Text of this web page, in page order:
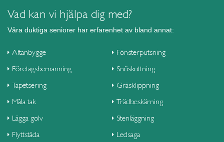
Vad kan vi hjälpa dig med?
Våra duktiga seniorer har erfarenhet av bland annat:
Altanbygge
Företagsbemanning
Tapetsering
Måla tak
Lägga golv
Flyttstäda
Fönsterputsning
Snöskottning
Gräsklippning
Trädbeskärning
Stenläggning
Ledsaga